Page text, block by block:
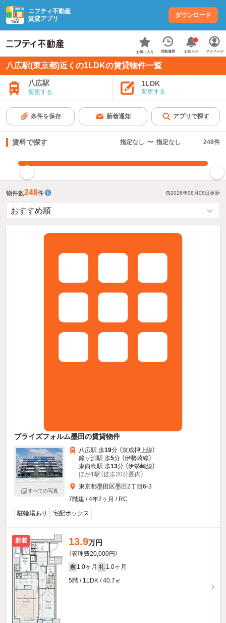
ニフティ不動産
賃貸アプリ
ダウンロード
お気に入り 閲覧履歴 お知らせ マイページ
八広駅(東京都)近くの1LDKの賃貸物件一覧
八広駅
変更する
1LDK
変更する
条件を保存 新着通知 アプリで探す
賃料で探す 指定なし 〜 指定なし 248件
物件数248件 2026年08月08日更新
ブライズフォルム墨田の賃貸物件
すべての写真
八広駅 歩19分 （京成押上線）
鐘ヶ淵駅 歩5分 （伊勢崎線）
東向島駅 歩13分 （伊勢崎線）
ほか1駅（徒歩20分圏内）
東京都墨田区墨田2丁目6-3
7階建 / 4年2ヶ月 / RC
駐輪場あり
宅配ボックス
新着 13.9万円
（管理費20,000円）
敷 1.0ヶ月 礼 1.0ヶ月
5階 / 1LDK / 40.7㎡